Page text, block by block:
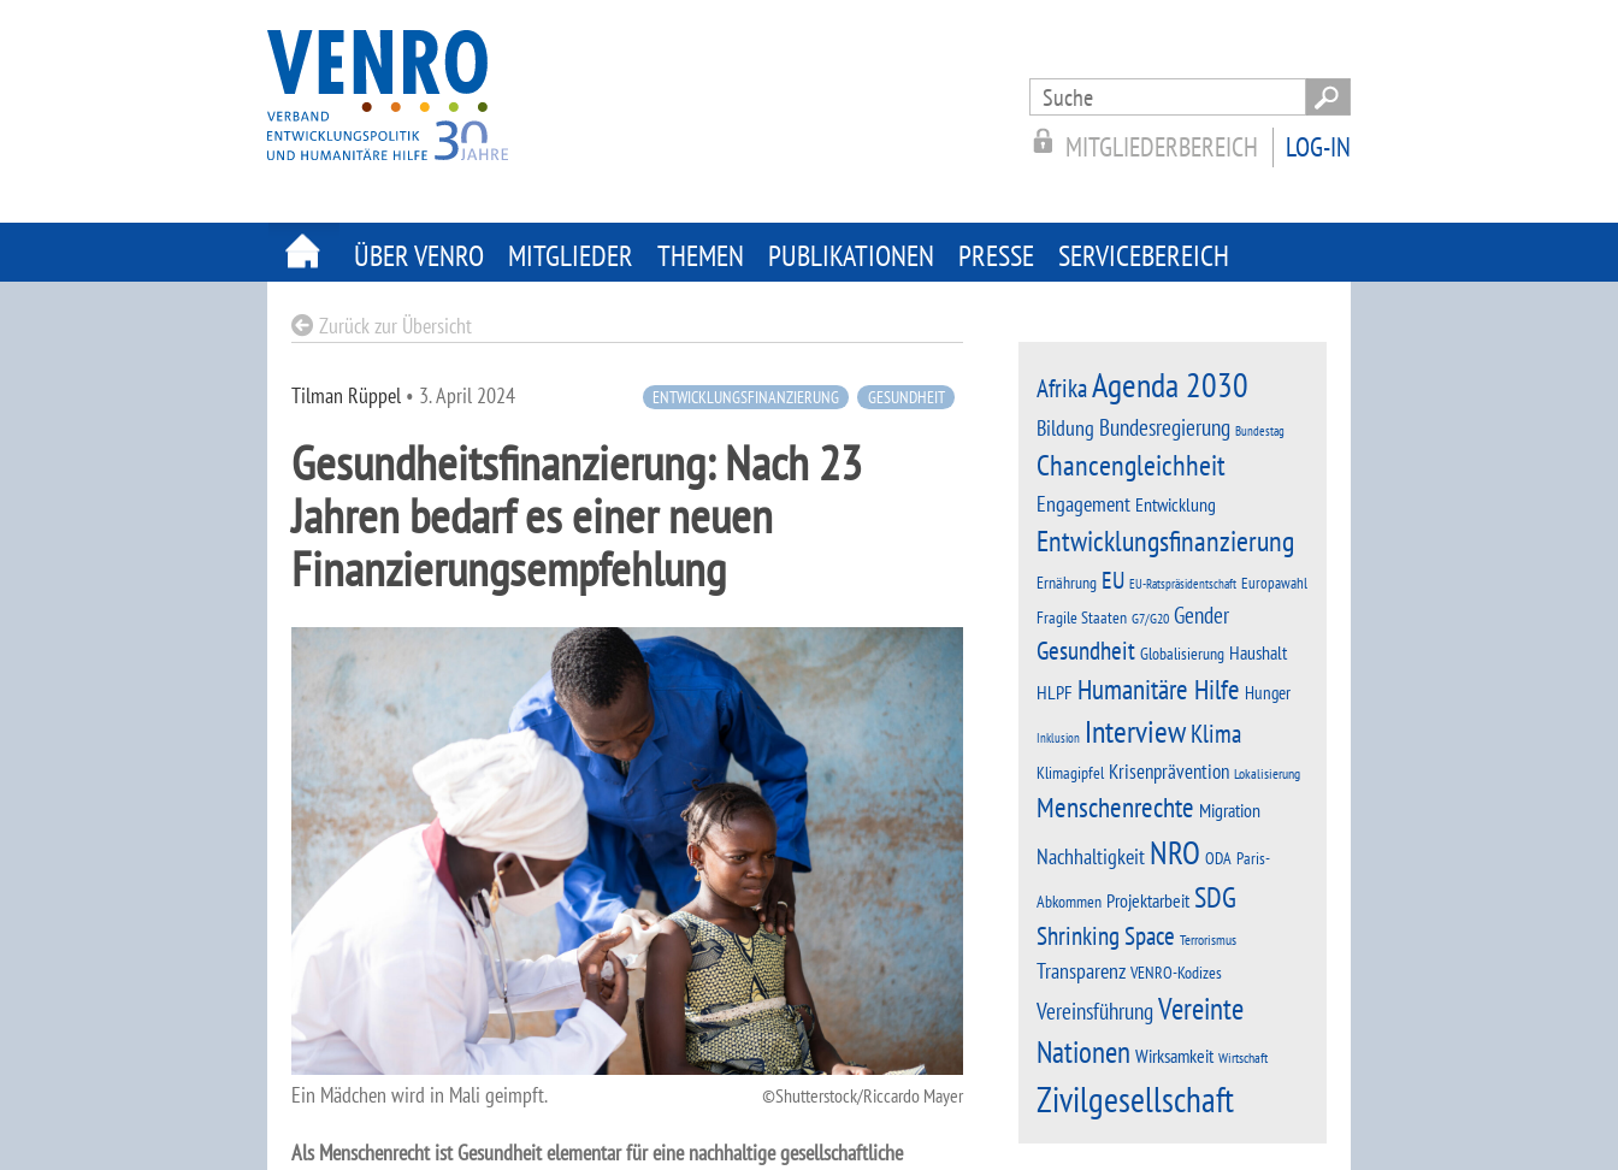
Search
for:
LOG-IN
MITGLIEDERBEREICH
ÜBER VENRO MITGLIEDER THEMEN PUBLIKATIONEN PRESSE SERVICEBEREICH
Zurück zur Übersicht
ENTWICKLUNGSFINANZIERUNG GESUNDHEIT
Tilman Rüppel • 3. April 2024
Gesundheitsfinanzierung: Nach 23
Jahren bedarf es einer neuen
Finanzierungsempfehlung
Ein Mädchen wird in Mali geimpft. Shutterstock/Riccardo Mayer
Als Menschenrecht ist Gesundheit elementar für eine nachhaltige gesellschaftliche
AfrikaAgenda 2030
Bildung Bundesregierung Bundestag
Chancengleichheit
Engagement Entwicklung
Entwicklungsfinanzierung
Ernährung EU EU-Ratspräsidentschaft Europawahl
Fragile Staaten G7/G20 Gender
Gesundheit Globalisierung Haushalt
HLPF Humanitäre Hilfe Hunger
Inklusion Interview Klima
Klimagipfel Krisenprävention Lokalisierung
Menschenrechte Migration
Nachhaltigkeit NRO ODA Paris-
Abkommen Projektarbeit SDG
Shrinking Space Terrorismus
Transparenz VENRO-Kodizes
VereinsführungVereinte
Nationen Wirksamkeit Wirtschaft
Zivilgesellschaft